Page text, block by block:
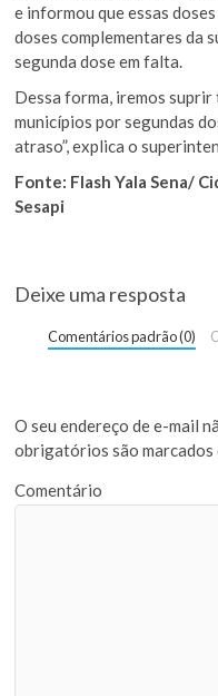
e informou que essas
doses complementares da
segunda dose em falta.
Dessa forma, iremos suprir
municípios por segundas
atraso”, explica o
Fonte: Flash Yala Sena/
Sesapi
Deixe uma resposta
Comentários padrão (0)
O seu endereço de e-mail
obrigatórios são marcados
Comentário